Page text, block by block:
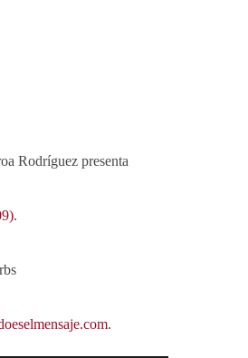
Rodríguez presenta
.
.